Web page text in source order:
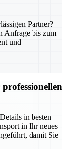
Partner?
Anfrage bis zum
und
in besten
in Ihr neues
damit Sie